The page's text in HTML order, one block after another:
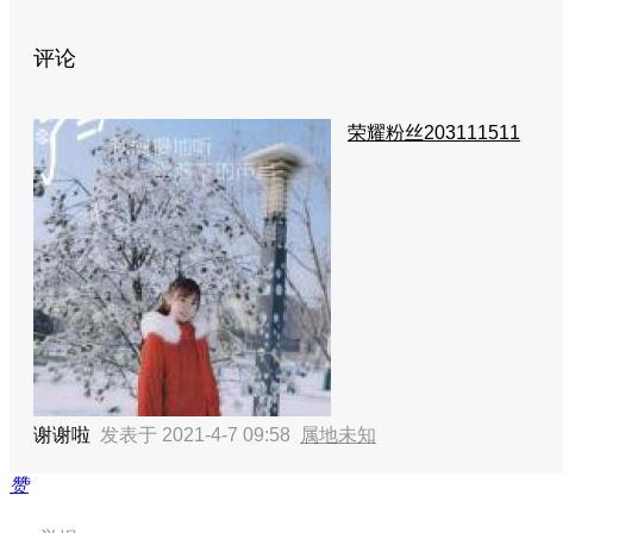
评论
荣耀粉丝203111511
谢谢啦 发表于 2021-4-7 09:58 属地未知
赞